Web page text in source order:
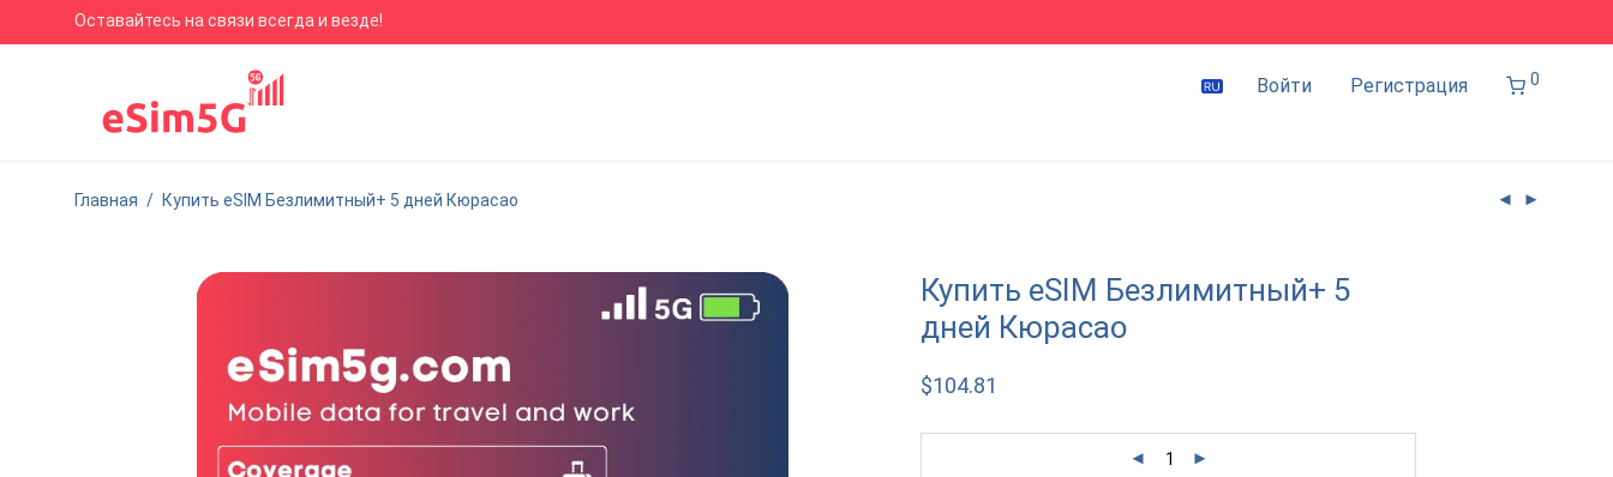
Оставайтесь на связи всегда и везде!
Войти Регистрация 0
Главная / Купить eSIM Безлимитный+ 5 дней Кюрасао
Купить eSIM Безлимитный+ 5
дней Кюрасао
$104.81